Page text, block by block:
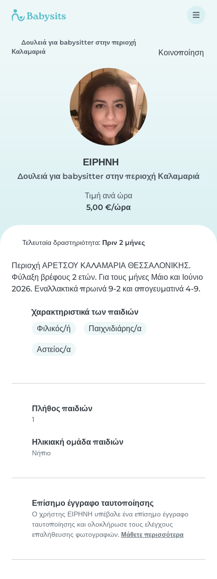
Δουλειά για babysitter στην περιοχή
Καλαμαριά
Κοινοποίηση
ΕΙΡΗΝΗ
Δουλειά για babysitter στην περιοχή Καλαμαριά
Τιμή ανά ώρα
5,00 €/ώρα
Τελευταία δραστηριότητα: Πριν 2 μήνες
Περιοχή ΑΡΕΤΣΟΥ ΚΑΛΑΜΑΡΙΑ ΘΕΣΣΑΛΟΝΙΚΗΣ.
Φύλαξη βρέφους 2 ετών. Για τους μήνες Μάιο και Ιούνιο
2026. Εναλλακτικά πρωινά 9-2 και απογευματινά 4-9.
Χαρακτηριστικά των παιδιών
Φιλικός/ή
Παιχνιδιάρης/α
Αστείος/α
Πλήθος παιδιών
1
Ηλικιακή ομάδα παιδιών
Νήπιο
Επίσημο έγγραφο ταυτοποίησης
Ο χρήστης ΕΙΡΗΝΗ υπέβαλε ένα επίσημο έγγραφο
ταυτοποίησης και ολοκλήρωσε τους ελέγχους
επαλήθευσης φωτογραφιών. Μάθετε περισσότερα